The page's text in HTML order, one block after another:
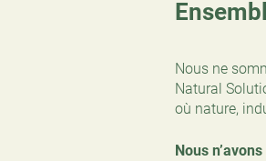
Nous ne
Natural
où nature,
Nous